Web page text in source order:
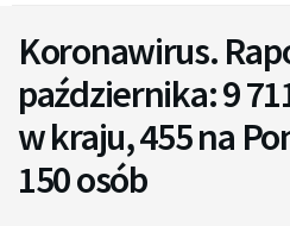
Koronawirus.
października: 9
w kraju, 455 na
150 osób